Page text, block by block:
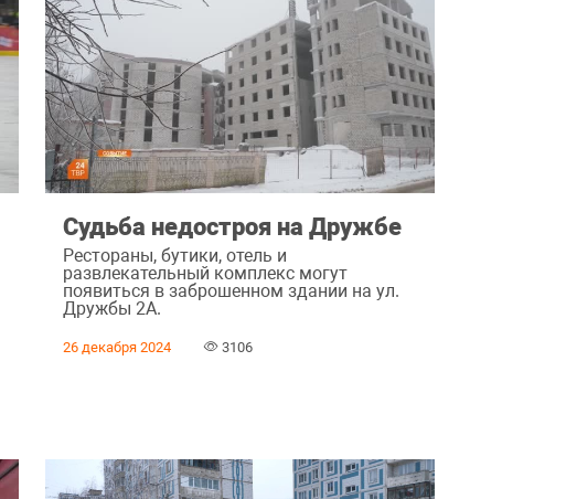
Судьба недостроя на Дружбе
Рестораны, бутики, отель и
развлекательный комплекс могут
появиться в заброшенном здании на ул.
Дружбы 2А.
26 декабря 2024 3106